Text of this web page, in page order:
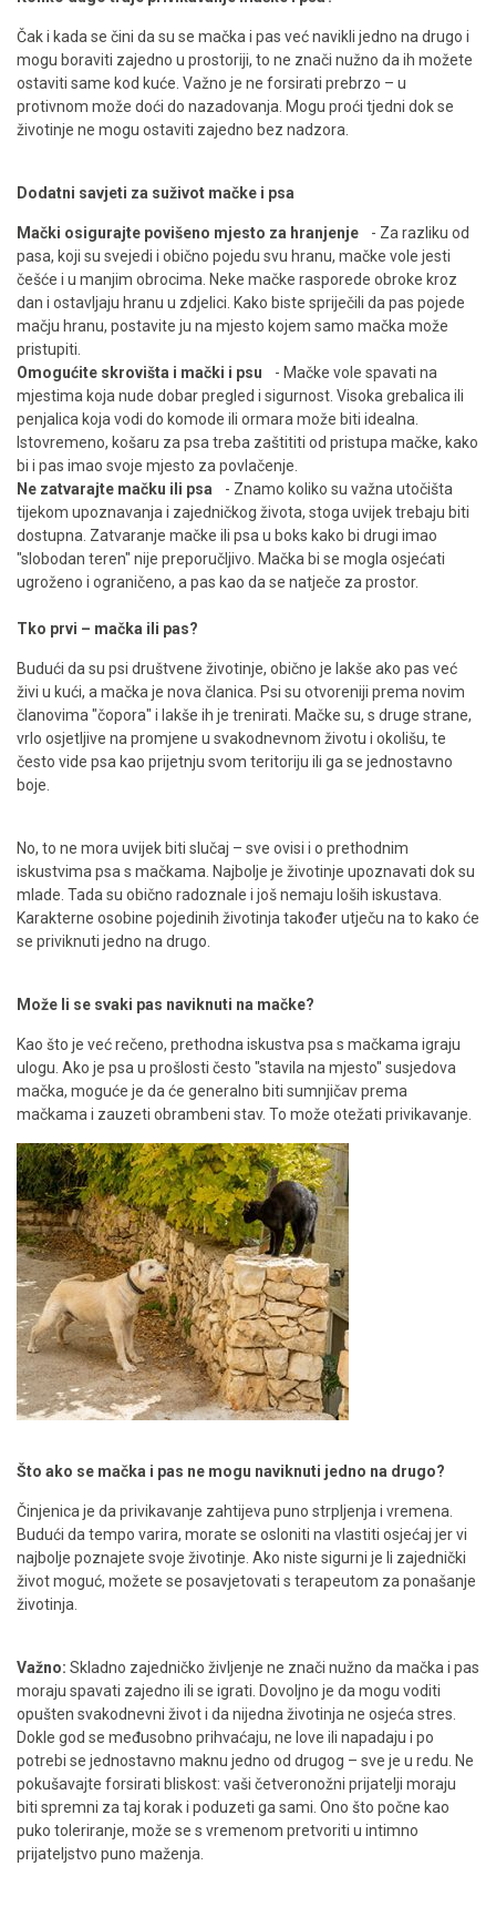
Čak i kada se čini da su se mačka i pas već navikli jedno na drugo i
mogu boraviti zajedno u prostoriji, to ne znači nužno da ih možete
ostaviti same kod kuće. Važno je ne forsirati prebrzo – u
protivnom može doći do nazadovanja. Mogu proći tjedni dok se
životinje ne mogu ostaviti zajedno bez nadzora.
Dodatni savjeti za suživot mačke i psa
Mački osigurajte povišeno mjesto za hranjenje
- Za razliku od
pasa, koji su svejedi i obično pojedu svu hranu, mačke vole jesti
češće i u manjim obrocima. Neke mačke rasporede obroke kroz
dan i ostavljaju hranu u zdjelici. Kako biste spriječili da pas pojede
mačju hranu, postavite ju na mjesto kojem samo mačka može
pristupiti.
Omogućite skrovišta i mački i psu
- Mačke vole spavati na
mjestima koja nude dobar pregled i sigurnost. Visoka grebalica ili
penjalica koja vodi do komode ili ormara može biti idealna.
Istovremeno, košaru za psa treba zaštititi od pristupa mačke, kako
bi i pas imao svoje mjesto za povlačenje.
Ne zatvarajte mačku ili psa
- Znamo koliko su važna utočišta
tijekom upoznavanja i zajedničkog života, stoga uvijek trebaju biti
dostupna. Zatvaranje mačke ili psa u boks kako bi drugi imao
"slobodan teren" nije preporučljivo. Mačka bi se mogla osjećati
ugroženo i ograničeno, a pas kao da se natječe za prostor.
Tko prvi – mačka ili pas?
Budući da su psi društvene životinje, obično je lakše ako pas već
živi u kući, a mačka je nova članica. Psi su otvoreniji prema novim
članovima "čopora" i lakše ih je trenirati. Mačke su, s druge strane,
vrlo osjetljive na promjene u svakodnevnom životu i okolišu, te
često vide psa kao prijetnju svom teritoriju ili ga se jednostavno
boje.
No, to ne mora uvijek biti slučaj – sve ovisi i o prethodnim
iskustvima psa s mačkama. Najbolje je životinje upoznavati dok su
mlade. Tada su obično radoznale i još nemaju loših iskustava.
Karakterne osobine pojedinih životinja također utječu na to kako će
se priviknuti jedno na drugo.
Može li se svaki pas naviknuti na mačke?
Kao što je već rečeno, prethodna iskustva psa s mačkama igraju
ulogu. Ako je psa u prošlosti često "stavila na mjesto" susjedova
mačka, moguće je da će generalno biti sumnjičav prema
mačkama i zauzeti obrambeni stav. To može otežati privikavanje.
Što ako se mačka i pas ne mogu naviknuti jedno na drugo?
Činjenica je da privikavanje zahtijeva puno strpljenja i vremena.
Budući da tempo varira, morate se osloniti na vlastiti osjećaj jer vi
najbolje poznajete svoje životinje. Ako niste sigurni je li zajednički
život moguć, možete se posavjetovati s terapeutom za ponašanje
životinja.
Važno: Skladno zajedničko življenje ne znači nužno da mačka i pas
moraju spavati zajedno ili se igrati. Dovoljno je da mogu voditi
opušten svakodnevni život i da nijedna životinja ne osjeća stres.
Dokle god se međusobno prihvaćaju, ne love ili napadaju i po
potrebi se jednostavno maknu jedno od drugog – sve je u redu. Ne
pokušavajte forsirati bliskost: vaši četveronožni prijatelji moraju
biti spremni za taj korak i poduzeti ga sami. Ono što počne kao
puko toleriranje, može se s vremenom pretvoriti u intimno
prijateljstvo puno maženja.